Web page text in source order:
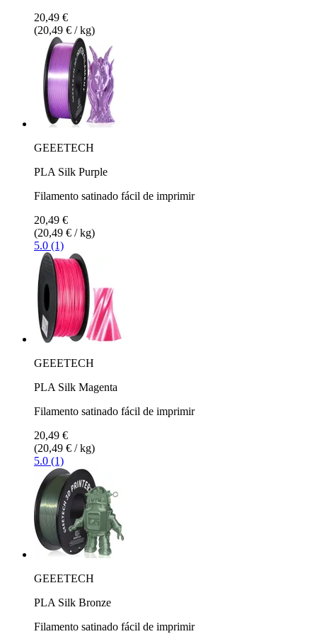
20,49 €
(20,49 € / kg)
GEEETECH
PLA Silk Purple
Filamento satinado fácil de imprimir
20,49 €
(20,49 € / kg)
5.0 (1)
GEEETECH
PLA Silk Magenta
Filamento satinado fácil de imprimir
20,49 €
(20,49 € / kg)
5.0 (1)
GEEETECH
PLA Silk Bronze
Filamento satinado fácil de imprimir